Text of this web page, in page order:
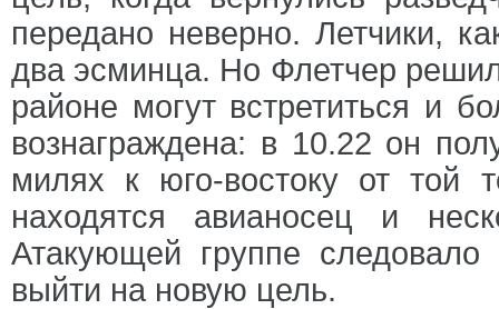
передано неверно. Летчики,
два эсминца. Но Флетчер решил
районе могут встретиться и
вознаграждена: в 10.22 он
милях к юго-востоку от той
находятся авианосец и
Атакующей группе
выйти на новую цель.